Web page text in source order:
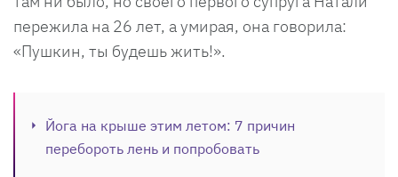
пережила на 26 лет, а умирая, она говорила:
«Пушкин, ты будешь жить!».
Йога на крыше этим летом: 7 причин
перебороть лень и попробовать